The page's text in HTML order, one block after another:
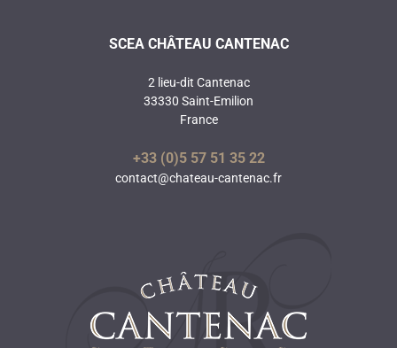
SCEA CHÂTEAU CANTENAC
2 lieu-dit Cantenac
33330 Saint-Emilion
France
+33 (0)5 57 51 35 22
contact@chateau-cantenac.fr